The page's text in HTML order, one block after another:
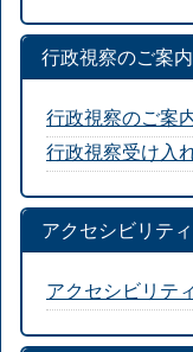
行政視察のご案内
行政視察のご案
行政視察受け入
アクセシビリテ
アクセシビリテ